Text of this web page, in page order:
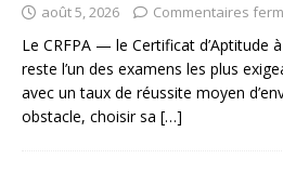
août 5, 2026 Commentaires
Le CRFPA — le Certificat d’Aptitude
reste l’un des examens les plus
avec un taux de réussite moyen
obstacle, choisir sa […]